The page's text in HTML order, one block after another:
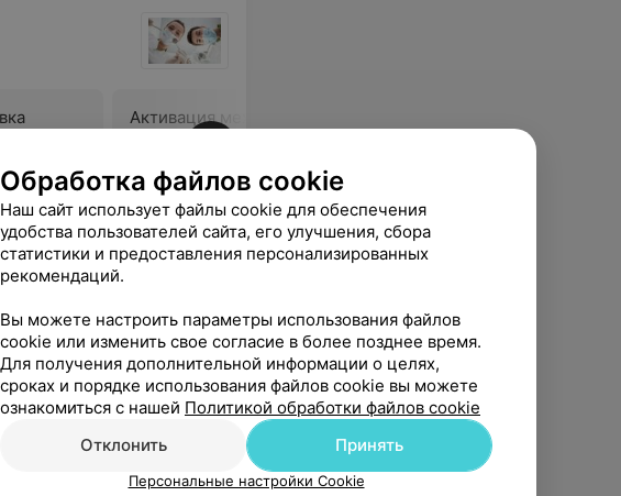
дуги с
Активация механических
Цена по запросу
одночелюстного аппарата
Обработка файлов cookie
Наш сайт использует файлы cookie для обеспечения
удобства пользователей сайта, его улучшения, сбора
статистики и предоставления персонализированных
рекомендаций.
Вы можете настроить параметры использования файлов
cookie или изменить свое согласие в более позднее время.
Для получения дополнительной информации о целях,
сроках и порядке использования файлов cookie вы можете
ознакомиться с нашей Политикой обработки файлов cookie
Отклонить
Принять
Персональные настройки Cookie